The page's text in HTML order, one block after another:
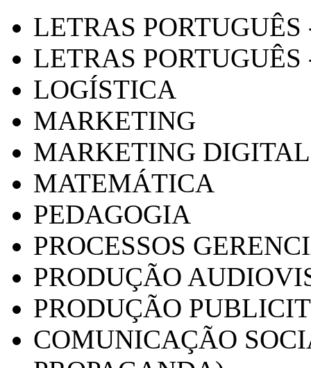
LETRAS
LETRAS PORTUGUÊS
LOGÍSTICA
MARKETING
MARKETING DIGITAL
MATEMÁTICA
PEDAGOGIA
PROCESSOS
PRODUÇÃO
PRODUÇÃO
COMUNICAÇÃO